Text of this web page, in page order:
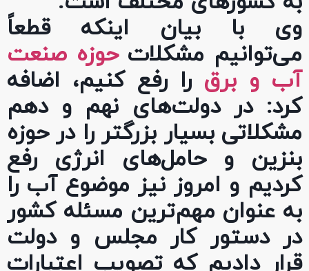
‏وی با بیان اینکه قطعاً
می‌توانیم مشکلاتحوزه صنعت
آب و برق را رفع کنیم، اضافه
کرد: در دولت‌های نهم و دهم
مشکلاتی بسیار بزرگتر را در حوزه
بنزین و حامل‌های انرژی رفع
کردیم و امروز نیز موضوع آب را
به عنوان مهم‌ترین مسئله کشور
در دستور کار مجلس و دولت
قرار دادیم که تصویب اعتبارات